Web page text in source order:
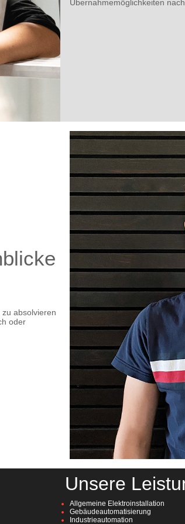
Übernahmemöglichkeiten
absolvieren
oder
Unsere
Allgemeine Elektroinstallation
Gebäudeautomatisierung
Industrieautomation